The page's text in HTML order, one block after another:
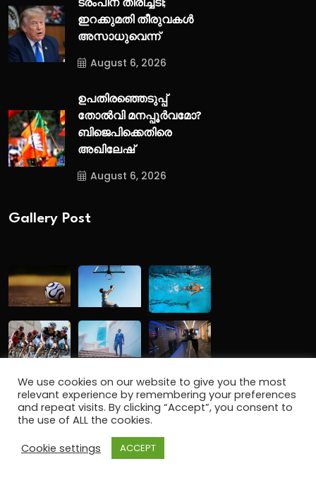
ട്രംപിന് തിരിച്ചടി;
ഇറക്കുമതി തീരുവകൾ
അസാധുവെന്ന്
August 6, 2026
ഉപതിരഞ്ഞെടുപ്പ്
തോൽവി മനപ്പൂർവമോ?
ബിജെപിക്കെതിരെ
അഖിലേഷ്
August 6, 2026
Gallery Post
2024 www.gbmalayalam.com. All Rights
Reserved.
We use cookies on our website to give you the most
relevant experience by remembering your preferences
and repeat visits. By clicking “Accept”, you consent to
the use of ALL the cookies.
Cookie settings
ACCEPT